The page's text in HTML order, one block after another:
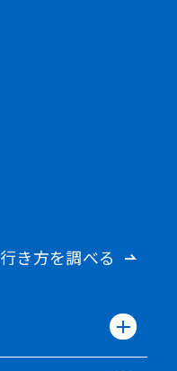
行き方を調べる